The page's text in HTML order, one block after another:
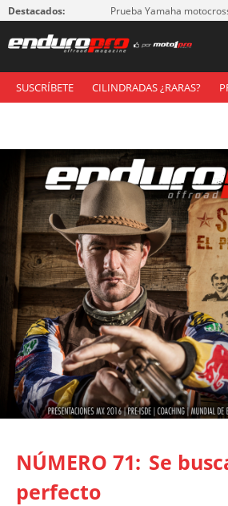
Destacados: Prueba Yamaha
SUSCRÍBETE CILINDRADAS ¿RARAS?
NÚMERO 71: Se
perfecto